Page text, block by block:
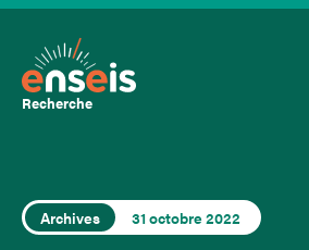
Recherche
Archives 31 octobre 2022